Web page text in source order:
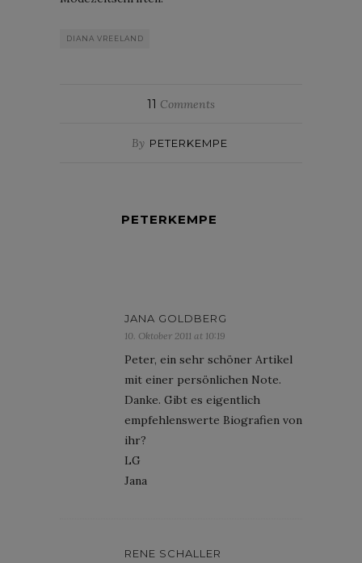
DIANA VREELAND
11 Comments
By PETERKEMPE
PETERKEMPE
JANA GOLDBERG
10. Oktober 2011 at 10:19
Peter, ein sehr schöner Artikel
mit einer persönlichen Note.
Danke. Gibt es eigentlich
empfehlenswerte Biografien von
ihr?
LG
Jana
RENE SCHALLER